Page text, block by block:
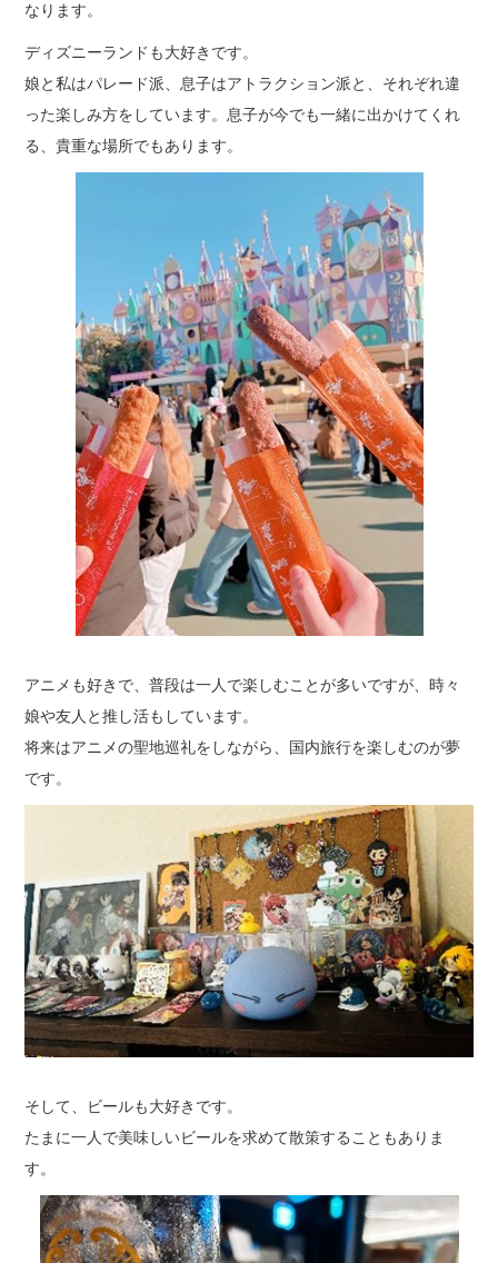
なります。
ディズニーランドも大好きです。
娘と私はパレード派、息子はアトラクション派と、それぞれ違
った楽しみ方をしています。息子が今でも一緒に出かけてくれ
る、貴重な場所でもあります。
アニメも好きで、普段は一人で楽しむことが多いですが、時々
娘や友人と推し活もしています。
将来はアニメの聖地巡礼をしながら、国内旅行を楽しむのが夢
です。
そして、ビールも大好きです。
たまに一人で美味しいビールを求めて散策することもありま
す。